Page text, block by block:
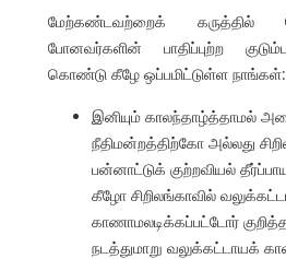
மேற்கண்டவற்றைக்
போனவர்களின் பாதிப்புற்ற
கொண்டு கீழே ஒப்பமிட்டுள்ள நாங்கள்:
இனியும் காலந்தாழ்த்தாமல்
நீதிமன்றத்திற்கோ அல்லது
பன்னாட்டுக் குற்றவியல்
கீழோ சிறிலங்காவில்
காணாமலடிக்கப்பட்டோர்
நடத்துமாறு வலுக்கட்டாயக்